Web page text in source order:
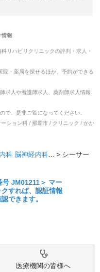
情報
リハビリクリニックの評判・求人・
・薬局を探せるほか、予約ができる
求人や看護師求人、薬剤師求人情報
で、是非ご覧になってください。
ション科 / 那覇市 / クリニック / かか
内科 脳神経内科 ... > シーサー
医療機関の皆様へ